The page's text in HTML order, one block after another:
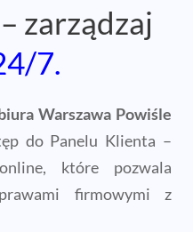
– zarządzaj
7.
Warszawa Powiśle
do Panelu Klienta –
które pozwala
firmowymi z